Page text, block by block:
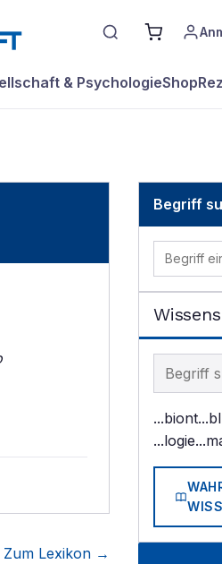
& PsychologieShop
Zum Lexikon →
Begriff
Begriff
...biont
...logie